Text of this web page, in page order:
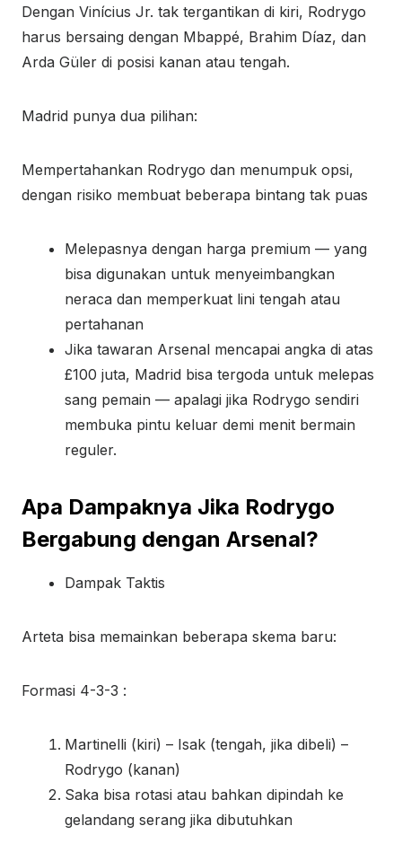
Dengan Vinícius Jr. tak tergantikan di kiri, Rodrygo
harus bersaing dengan Mbappé, Brahim Díaz, dan
Arda Güler di posisi kanan atau tengah.
Madrid punya dua pilihan:
Mempertahankan Rodrygo dan menumpuk opsi,
dengan risiko membuat beberapa bintang tak puas
Melepasnya dengan harga premium — yang
bisa digunakan untuk menyeimbangkan
neraca dan memperkuat lini tengah atau
pertahanan
Jika tawaran Arsenal mencapai angka di atas
£100 juta, Madrid bisa tergoda untuk melepas
sang pemain — apalagi jika Rodrygo sendiri
membuka pintu keluar demi menit bermain
reguler.
Apa Dampaknya Jika Rodrygo
Bergabung dengan Arsenal?
Dampak Taktis
Arteta bisa memainkan beberapa skema baru:
Formasi 4-3-3 :
Martinelli (kiri) – Isak (tengah, jika dibeli) –
Rodrygo (kanan)
Saka bisa rotasi atau bahkan dipindah ke
gelandang serang jika dibutuhkan